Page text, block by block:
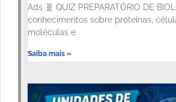
Ads 🧬 QUIZ PREPARATÓRIO DE
conhecimentos sobre proteínas,
moléculas e
Saiba mais »